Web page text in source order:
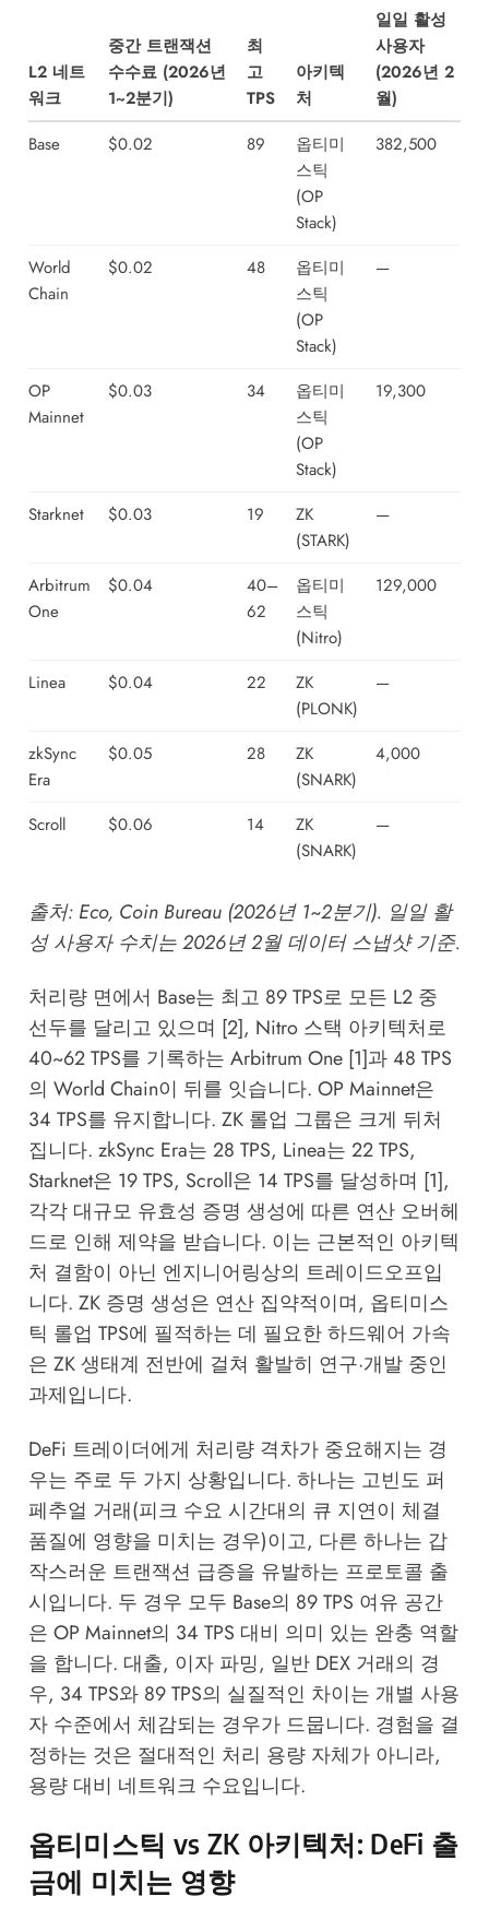
L2 네트
워크
중간 트랜잭션
수수료 (2026년
1~2분기)
최
고
TPS
아키텍
처
일일 활성
사용자
(2026년 2
월)
Base
$0.02 89
옵티미
스틱
(OP
Stack)
382,500
World
Chain
$0.02 48
옵티미
스틱
(OP
Stack)
—
OP
Mainnet
$0.03 34
옵티미
스틱
(OP
Stack)
19,300
Starknet $0.03 19
ZK
(STARK)
—
Arbitrum
One
$0.04
40–
62
옵티미
스틱
(Nitro)
129,000
Linea $0.04 22
ZK
(PLONK)
—
zkSync
Era
$0.05 28
ZK
(SNARK)
4,000
Scroll $0.06 14
ZK
(SNARK)
—
출처: Eco, Coin Bureau(2026년 1~2분기). 일일 활
성 사용자 수치는 2026년 2월 데이터 스냅샷 기준.
처리량 면에서 Base는 최고 89 TPS로 모든 L2 중
선두를 달리고 있으며 [2], Nitro 스택 아키텍처로
40~62 TPS를 기록하는 Arbitrum One [1]과 48 TPS
의 World Chain이 뒤를 잇습니다. OP Mainnet은
34 TPS를 유지합니다. ZK 롤업 그룹은 크게 뒤처
집니다. zkSync Era는 28 TPS, Linea는 22 TPS,
Starknet은 19 TPS, Scroll은 14 TPS를 달성하며 [1],
각각 대규모 유효성 증명 생성에 따른 연산 오버헤
드로 인해 제약을 받습니다. 이는 근본적인 아키텍
처 결함이 아닌 엔지니어링상의 트레이드오프입
니다. ZK 증명 생성은 연산 집약적이며, 옵티미스
틱 롤업 TPS에 필적하는 데 필요한 하드웨어 가속
은 ZK 생태계 전반에 걸쳐 활발히 연구·개발 중인
과제입니다.
DeFi 트레이더에게 처리량 격차가 중요해지는 경
우는 주로 두 가지 상황입니다. 하나는 고빈도 퍼
페추얼 거래(피크 수요 시간대의 큐 지연이 체결
품질에 영향을 미치는 경우)이고, 다른 하나는 갑
작스러운 트랜잭션 급증을 유발하는 프로토콜 출
시입니다. 두 경우 모두 Base의 89 TPS 여유 공간
은 OP Mainnet의 34 TPS 대비 의미 있는 완충 역할
을 합니다. 대출, 이자 파밍, 일반 DEX 거래의 경
우, 34 TPS와 89 TPS의 실질적인 차이는 개별 사용
자 수준에서 체감되는 경우가 드뭅니다. 경험을 결
정하는 것은 절대적인 처리 용량 자체가 아니라,
용량 대비 네트워크 수요입니다.
옵티미스틱 vs ZK 아키텍처: DeFi 출
금에 미치는 영향